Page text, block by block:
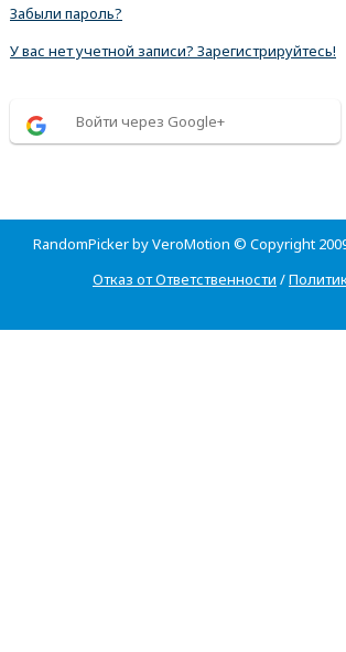
Забыли пароль?
У вас нет учетной записи? Зарегистрируйтесь!
Войти через Google+
RandomPicker by VeroMotion © Copyright
Отказ от Ответственности /